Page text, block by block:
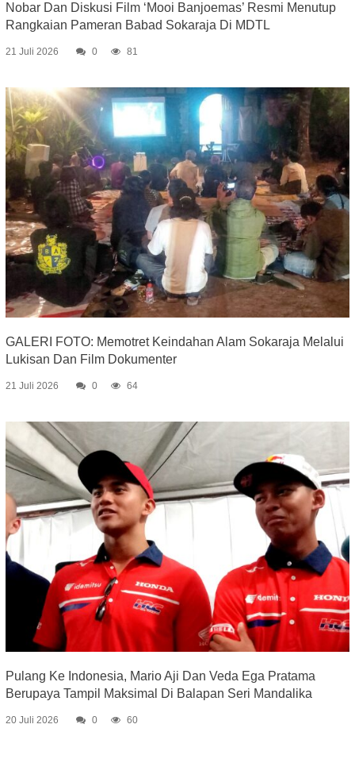
Nobar Dan Diskusi Film ‘Mooi Banjoemas’ Resmi Menutup
Rangkaian Pameran Babad Sokaraja Di MDTL
21 Juli 2026 0 81
GALERI FOTO: Memotret Keindahan Alam Sokaraja Melalui
Lukisan Dan Film Dokumenter
21 Juli 2026 0 64
Pulang Ke Indonesia, Mario Aji Dan Veda Ega Pratama
Berupaya Tampil Maksimal Di Balapan Seri Mandalika
20 Juli 2026 0 60